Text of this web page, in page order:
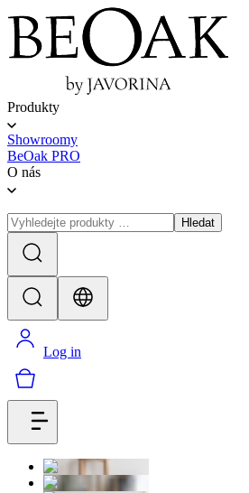
Produkty
Showroomy
BeOak PRO
O nás
Hledat
Log in